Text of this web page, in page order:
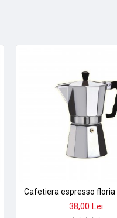
a unor cantități mici de lichide.
38,00 Lei